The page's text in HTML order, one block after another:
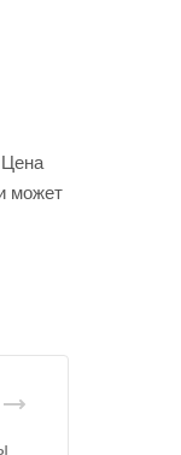
Цена
может